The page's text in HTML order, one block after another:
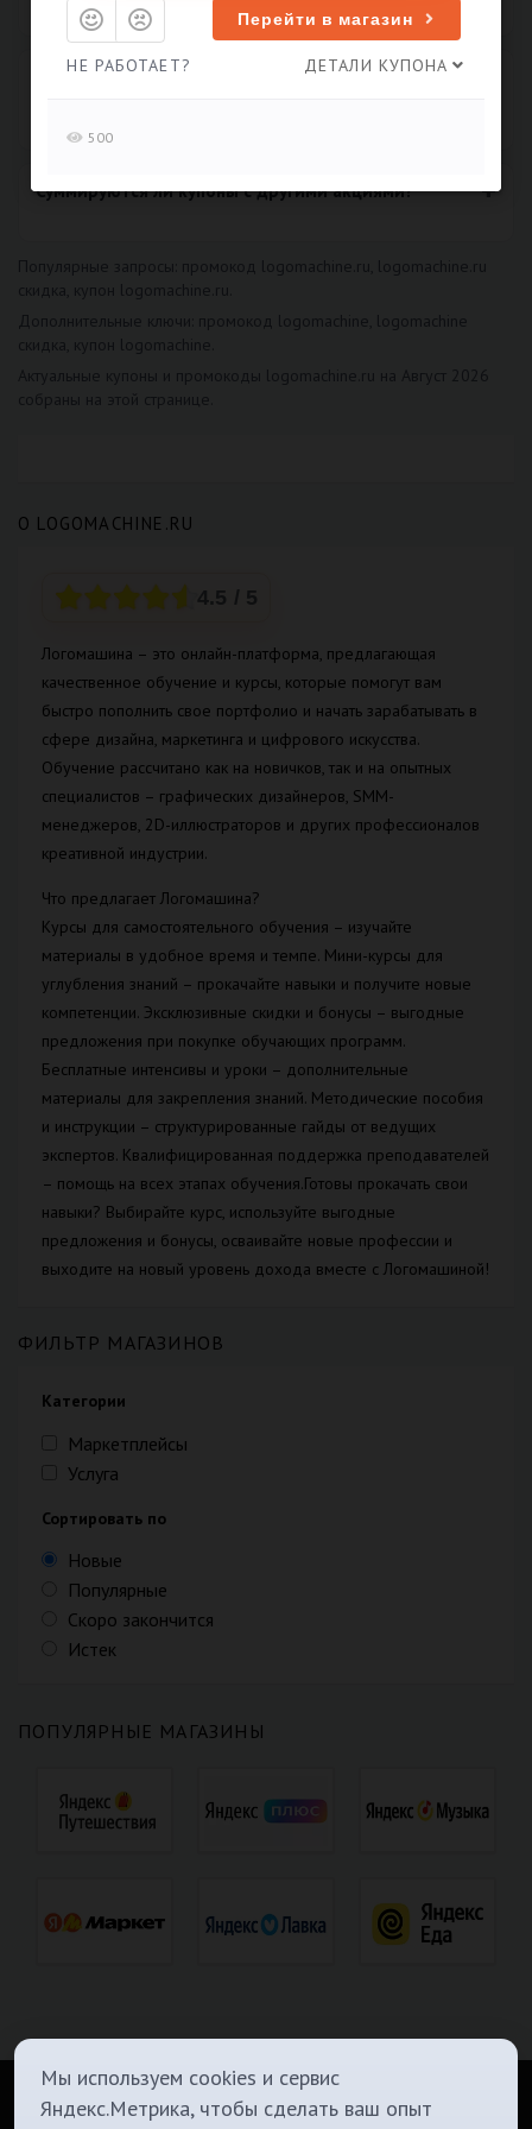
Можно ли использовать скидку в logomachine.ru
Суммируются ли купоны с другими акциями?
О LOGOMACHINE.RU
4.5 / 5
Логомашина – это онлайн-платформа, предлагающая
качественное обучение и курсы, которые помогут вам
быстро пополнить свое портфолио и начать зарабатывать в
сфере дизайна, маркетинга и цифрового искусства.
Обучение рассчитано как на новичков, так и на опытных
специалистов – графических дизайнеров, SMM-
менеджеров, 2D-иллюстраторов и других профессионалов
креативной индустрии.
Что предлагает Логомашина?
Курсы для самостоятельного обучения – изучайте
материалы в удобное время и темпе. Мини-курсы для
углубления знаний – прокачайте навыки и получите новые
компетенции. Эксклюзивные скидки и бонусы – выгодные
предложения при покупке обучающих программ.
Бесплатные интенсивы и уроки – дополнительные
материалы для закрепления знаний. Методические пособия
и инструкции – структурированные гайды от ведущих
экспертов. Квалифицированная поддержка преподавателей
– помощь на всех этапах обучения.Готовы прокачать свои
навыки? Выбирайте курс, используйте выгодные
предложения и бонусы, осваивайте новые профессии и
выходите на новый уровень дохода вместе с Логомашиной!
ФИЛЬТР МАГАЗИНОВ
Категории
Маркетплейсы
Услуга
Сортировать по
Новые
Популярные
Скоро закончится
Истек
ПОПУЛЯРНЫЕ МАГАЗИНЫ
Мы используем cookies и сервис
Яндекс.Метрика, чтобы сделать ваш опыт
Перейти в магазин
НЕ РАБОТАЕТ? ДЕТАЛИ КУПОНА
500